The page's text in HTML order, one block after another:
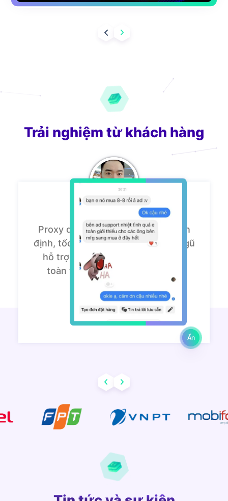
Trải nghiệm từ khách hàng
Proxy dân cư của ZingProxy rất ổn
định, tốc độ nhanh. Đặc biệt, đội ngũ
hỗ trợ luôn nhiệt tình. Mình hoàn
toàn tin tưởng sử dụng lâu dài!
Trần Minh Khang
Digital Marketing:
Ẩn